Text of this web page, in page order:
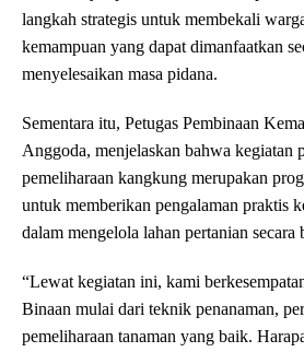
langkah strategis untuk membekali
kemampuan yang dapat dimanfaatkan
menyelesaikan masa pidana.
Sementara itu, Petugas Pembinaan
Anggoda, menjelaskan bahwa kegiatan
pemeliharaan kangkung merupakan
untuk memberikan pengalaman praktis
dalam mengelola lahan pertanian secara
“Lewat kegiatan ini, kami
Binaan mulai dari teknik penanaman,
pemeliharaan tanaman yang baik.